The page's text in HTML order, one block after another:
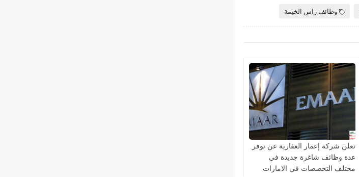
وظائف راس الخيمة
تعلن شركة إعمار العقارية عن توفر
عدة وظائف شاغرة جديدة في
مختلف التخصصات في الامارات